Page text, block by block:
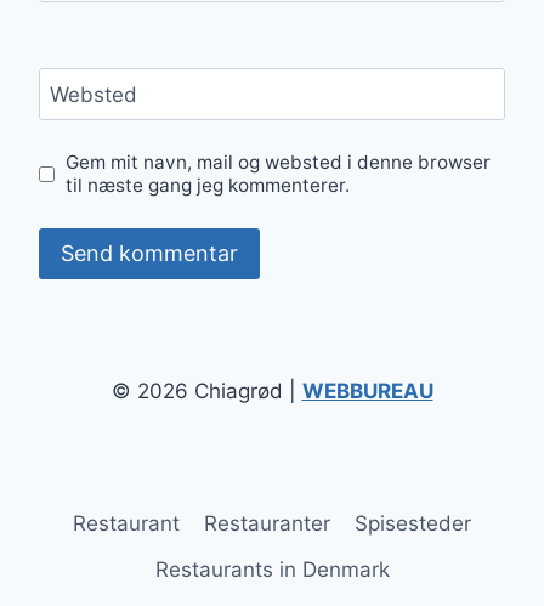
Websted
Gem mit navn, mail og websted i denne browser
til næste gang jeg kommenterer.
© 2026 Chiagrød | WEBBUREAU
Restaurant Restauranter
Spisesteder
Restaurants in Denmark